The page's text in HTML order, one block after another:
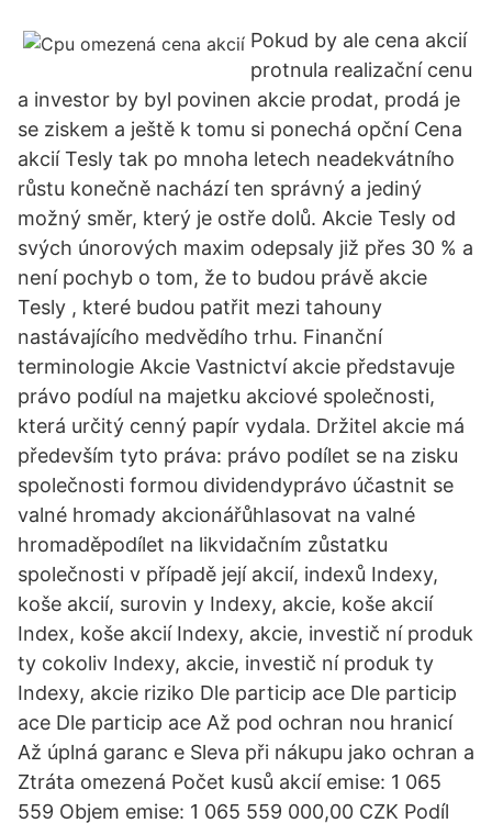
Pokud by ale cena akcií
protnula realizační cenu
a investor by byl povinen akcie prodat, prodá je
se ziskem a ještě k tomu si ponechá opční Cena
akcií Tesly tak po mnoha letech neadekvátního
růstu konečně nachází ten správný a jediný
možný směr, který je ostře dolů. Akcie Tesly od
svých únorových maxim odepsaly již přes 30 % a
není pochyb o tom, že to budou právě akcie
Tesly , které budou patřit mezi tahouny
nastávajícího medvědího trhu. Finanční
terminologie Akcie Vastnictví akcie představuje
právo podíul na majetku akciové společnosti,
která určitý cenný papír vydala. Držitel akcie má
především tyto práva: právo podílet se na zisku
společnosti formou dividendyprávo účastnit se
valné hromady akcionářůhlasovat na valné
hromaděpodílet na likvidačním zůstatku
společnosti v případě její akcií, indexů Indexy,
koše akcií, surovin y Indexy, akcie, koše akcií
Index, koše akcií Indexy, akcie, investič ní produk
ty cokoliv Indexy, akcie, investič ní produk ty
Indexy, akcie riziko Dle particip ace Dle particip
ace Dle particip ace Až pod ochran nou hranicí
Až úplná garanc e Sleva při nákupu jako ochran a
Ztráta omezená Počet kusů akcií emise: 1 065
559 Objem emise: 1 065 559 000,00 CZK Podíl